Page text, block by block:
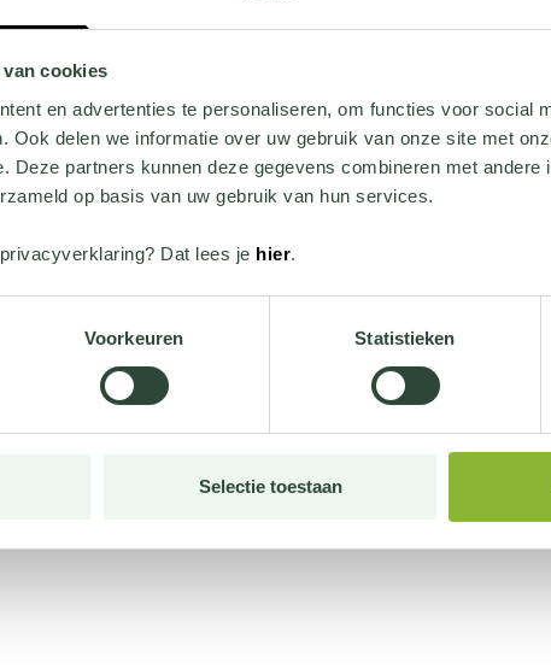
cookies
en advertenties te personaliseren, om functies voor social
Ook delen we informatie over uw gebruik van onze site met
Deze partners kunnen deze gegevens combineren met andere
op basis van uw gebruik van hun services.
Dat lees je hier.
Voorkeuren Statistieken
Selectie toestaan